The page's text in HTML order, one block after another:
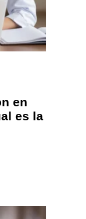
en
es la